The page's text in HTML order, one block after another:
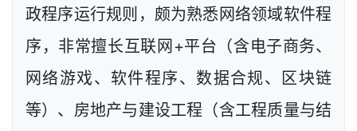
政程序运行规则，颇为熟悉网络领域软件程
序，非常擅长互联网+平台（含电子商务、
网络游戏、软件程序、数据合规、区块链
等）、房地产与建设工程（含工程质量与结